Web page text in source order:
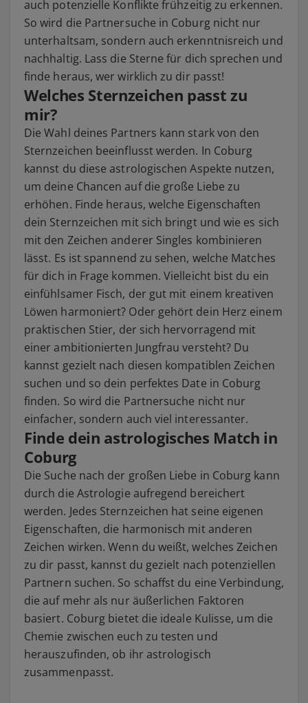
auch potenzielle Konflikte frühzeitig zu erkennen.
So wird die Partnersuche in Coburg nicht nur
unterhaltsam, sondern auch erkenntnisreich und
nachhaltig. Lass die Sterne für dich sprechen und
finde heraus, wer wirklich zu dir passt!
Welches Sternzeichen passt zu
mir?
Die Wahl deines Partners kann stark von den
Sternzeichen beeinflusst werden. In Coburg
kannst du diese astrologischen Aspekte nutzen,
um deine Chancen auf die große Liebe zu
erhöhen. Finde heraus, welche Eigenschaften
dein Sternzeichen mit sich bringt und wie es sich
mit den Zeichen anderer Singles kombinieren
lässt. Es ist spannend zu sehen, welche Matches
für dich in Frage kommen. Vielleicht bist du ein
einfühlsamer Fisch, der gut mit einem kreativen
Löwen harmoniert? Oder gehört dein Herz einem
praktischen Stier, der sich hervorragend mit
einer ambitionierten Jungfrau versteht? Du
kannst gezielt nach diesen kompatiblen Zeichen
suchen und so dein perfektes Date in Coburg
finden. So wird die Partnersuche nicht nur
einfacher, sondern auch viel interessanter.
Finde dein astrologisches Match in
Coburg
Die Suche nach der großen Liebe in Coburg kann
durch die Astrologie aufregend bereichert
werden. Jedes Sternzeichen hat seine eigenen
Eigenschaften, die harmonisch mit anderen
Zeichen wirken. Wenn du weißt, welches Zeichen
zu dir passt, kannst du gezielt nach potenziellen
Partnern suchen. So schaffst du eine Verbindung,
die auf mehr als nur äußerlichen Faktoren
basiert. Coburg bietet die ideale Kulisse, um die
Chemie zwischen euch zu testen und
herauszufinden, ob ihr astrologisch
zusammenpasst.